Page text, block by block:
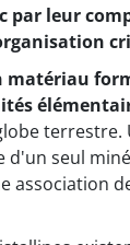
par leur
matériau
terrestre.
d'un seul
association